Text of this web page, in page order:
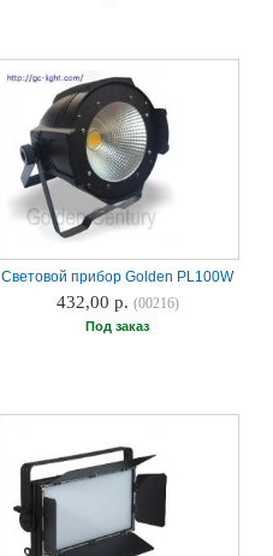
Световой прибор Golden PL100W
432,00 р. (00216)
Под заказ